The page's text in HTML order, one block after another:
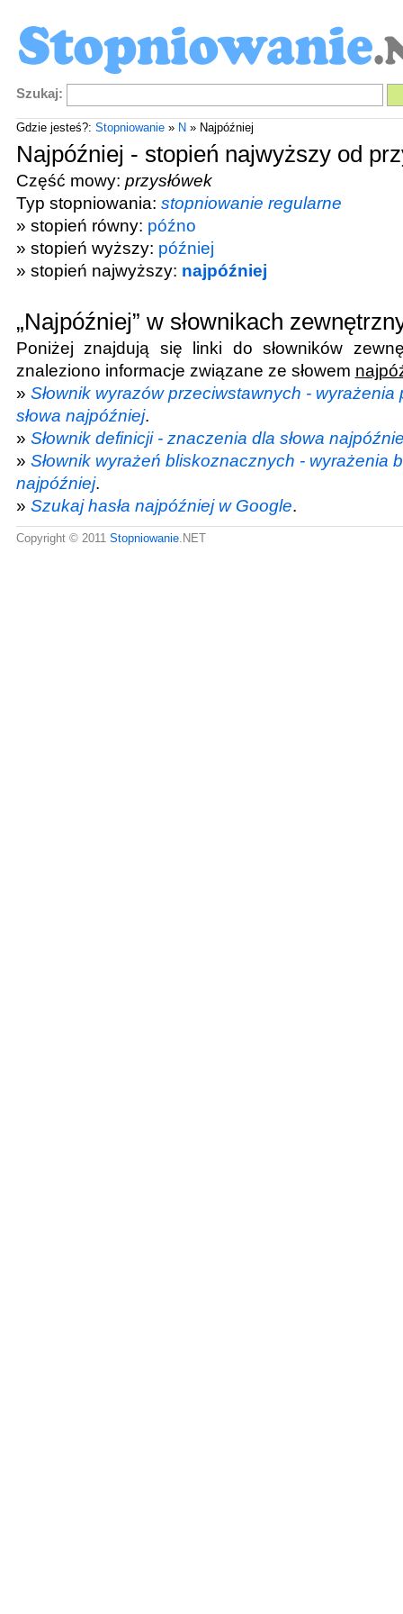
Szukaj:
Gdzie jesteś?: Stopniowanie» N » Najpóźniej
Najpóźniej - stopień najwyższy od
Część mowy: przysłówek
Typ stopniowania: stopniowanie regularne
» stopień równy: późno
» stopień wyższy: później
» stopień najwyższy: najpóźniej
„Najpóźniej” w słownikach
Poniżej znajdują się linki do słowników
znaleziono informacje związane ze słowem
» Słownik wyrazów przeciwstawnych - wyrażenia
słowa najpóźniej.
» Słownik definicji - znaczenia dla słowa
» Słownik wyrażeń bliskoznacznych - wyrażenia
najpóźniej.
» Szukaj hasła najpóźniej w Google.
Copyright © 2011 Stopniowanie.NET